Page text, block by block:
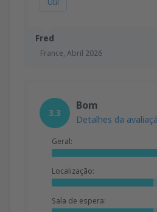
Fred
France, Abril 2026
3.3
Bom
Detalhes da
Geral:
Localização:
Sala de espera: